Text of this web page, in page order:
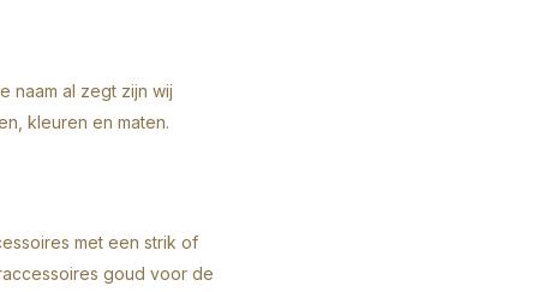
naam al zegt zijn wij
kleuren en maten.
met een strik of
goud voor de